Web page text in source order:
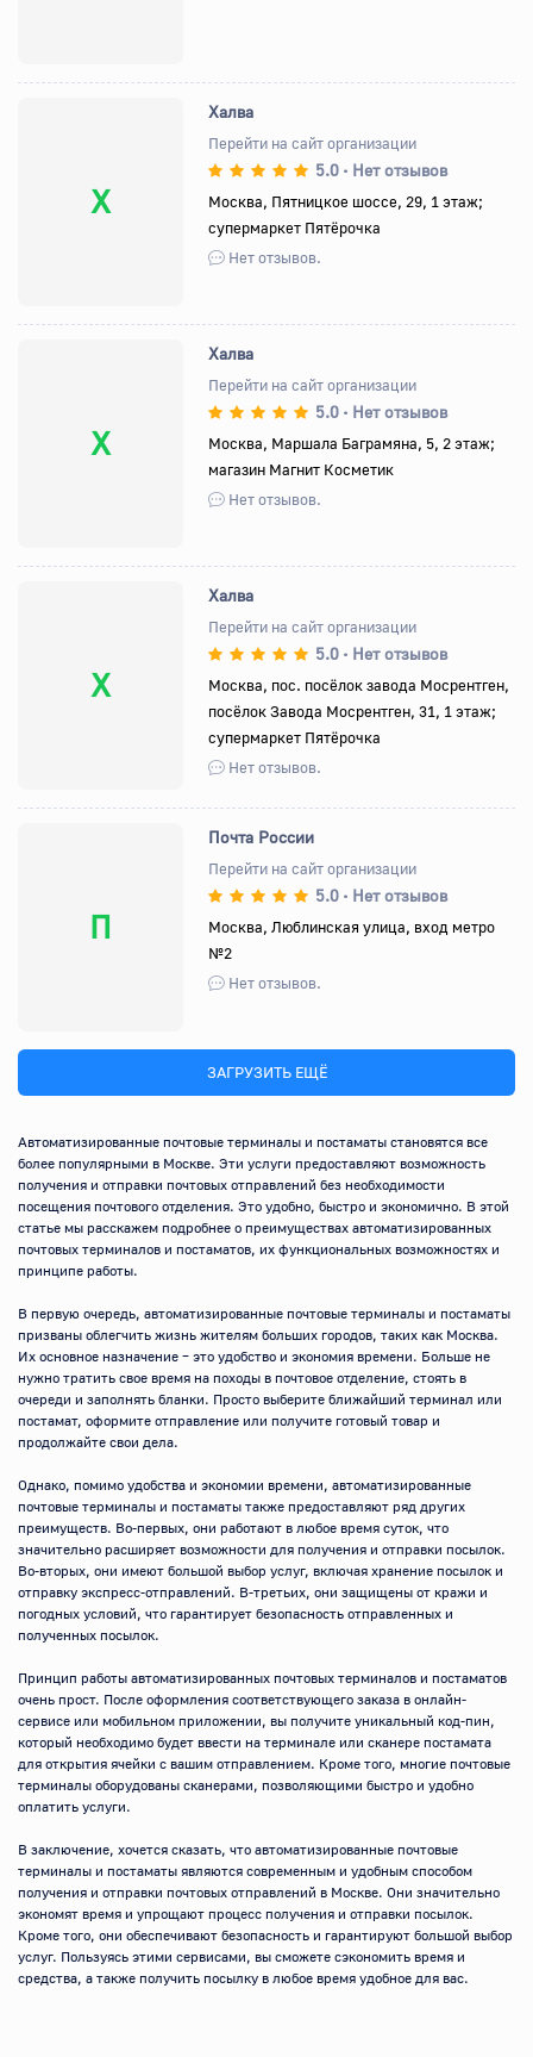
Х
Халва
Перейти на сайт организации
5.0 • Нет отзывов
Москва, Пятницкое шоссе, 29, 1 этаж;
супермаркет Пятёрочка
Нет отзывов.
Х
Халва
Перейти на сайт организации
5.0 • Нет отзывов
Москва, Маршала Баграмяна, 5, 2 этаж;
магазин Магнит Косметик
Нет отзывов.
Х
Халва
Перейти на сайт организации
5.0 • Нет отзывов
Москва, пос. посёлок завода Мосрентген,
посёлок Завода Мосрентген, 31, 1 этаж;
супермаркет Пятёрочка
Нет отзывов.
П
Почта России
Перейти на сайт организации
5.0 • Нет отзывов
Москва, Люблинская улица, вход метро
№2
Нет отзывов.
ЗАГРУЗИТЬ ЕЩЁ
Автоматизированные почтовые терминалы и постаматы становятся все
более популярными в Москве. Эти услуги предоставляют возможность
получения и отправки почтовых отправлений без необходимости
посещения почтового отделения. Это удобно, быстро и экономично. В этой
статье мы расскажем подробнее о преимуществах автоматизированных
почтовых терминалов и постаматов, их функциональных возможностях и
принципе работы.
В первую очередь, автоматизированные почтовые терминалы и постаматы
призваны облегчить жизнь жителям больших городов, таких как Москва.
Их основное назначение – это удобство и экономия времени. Больше не
нужно тратить свое время на походы в почтовое отделение, стоять в
очереди и заполнять бланки. Просто выберите ближайший терминал или
постамат, оформите отправление или получите готовый товар и
продолжайте свои дела.
Однако, помимо удобства и экономии времени, автоматизированные
почтовые терминалы и постаматы также предоставляют ряд других
преимуществ. Во-первых, они работают в любое время суток, что
значительно расширяет возможности для получения и отправки посылок.
Во-вторых, они имеют большой выбор услуг, включая хранение посылок и
отправку экспресс-отправлений. В-третьих, они защищены от кражи и
погодных условий, что гарантирует безопасность отправленных и
полученных посылок.
Принцип работы автоматизированных почтовых терминалов и постаматов
очень прост. После оформления соответствующего заказа в онлайн-
сервисе или мобильном приложении, вы получите уникальный код-пин,
который необходимо будет ввести на терминале или сканере постамата
для открытия ячейки с вашим отправлением. Кроме того, многие почтовые
терминалы оборудованы сканерами, позволяющими быстро и удобно
оплатить услуги.
В заключение, хочется сказать, что автоматизированные почтовые
терминалы и постаматы являются современным и удобным способом
получения и отправки почтовых отправлений в Москве. Они значительно
экономят время и упрощают процесс получения и отправки посылок.
Кроме того, они обеспечивают безопасность и гарантируют большой выбор
услуг. Пользуясь этими сервисами, вы сможете сэкономить время и
средства, а также получить посылку в любое время удобное для вас.